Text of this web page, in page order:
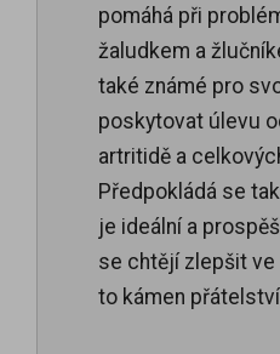
pomáhá při
žaludkem a
také známé pro
poskytovat úlevu
artritidě a
Předpokládá se
je ideální a
se chtějí zlepšit
to kámen přátelství